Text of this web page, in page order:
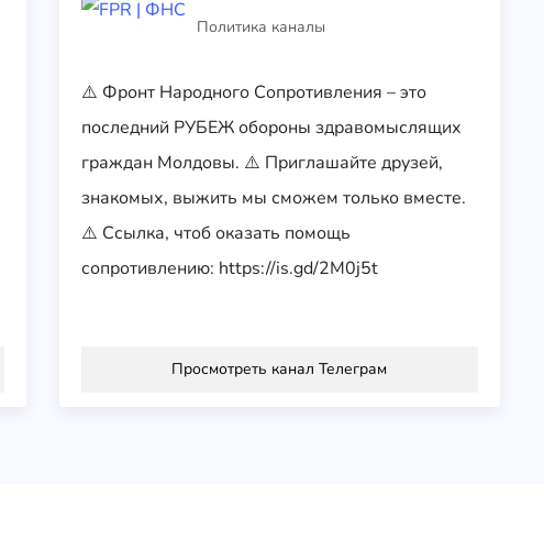
Политика каналы
⚠️ Фронт Народного Сопротивления – это
последний РУБЕЖ обороны здравомыслящих
граждан Молдовы. ⚠️ Приглашайте друзей,
знакомых, выжить мы сможем только вместе.
⚠️ Ссылка, чтоб оказать помощь
сопротивлению: https://is.gd/2M0j5t
Просмотреть канал Телеграм